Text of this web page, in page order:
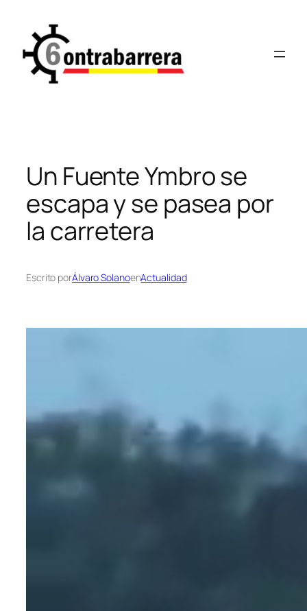
contenido
Un Fuente Ymbro se
escapa y se pasea por
la carretera
Escrito porÁlvaro SolanoenActualidad